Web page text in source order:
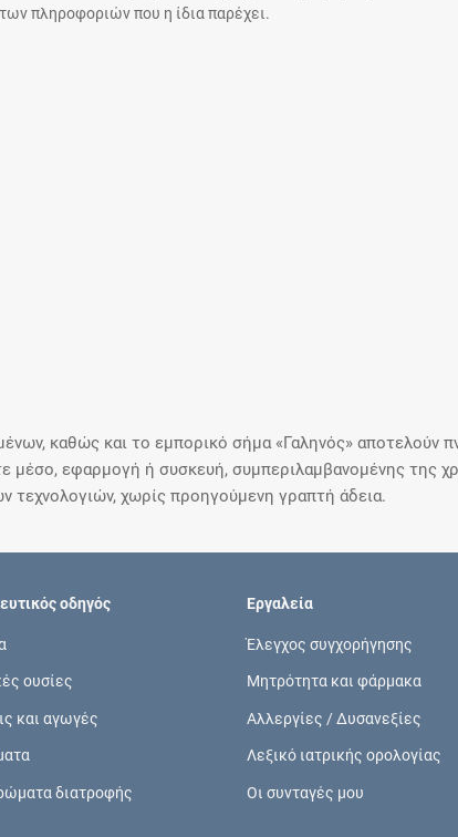
πληροφοριών που η ίδια παρέχει.
καθώς και το εμπορικό σήμα «Γαληνός» αποτελούν
εφαρμογή ή συσκευή, συμπεριλαμβανομένης της
τεχνολογιών, χωρίς προηγούμενη γραπτή άδεια.
οδηγός
ουσίες
και αγωγές
διατροφής
Εργαλεία
Έλεγχος συγχορήγησης
Μητρότητα και φάρμακα
Αλλεργίες / Δυσανεξίες
Λεξικό ιατρικής ορολογίας
Οι συνταγές μου